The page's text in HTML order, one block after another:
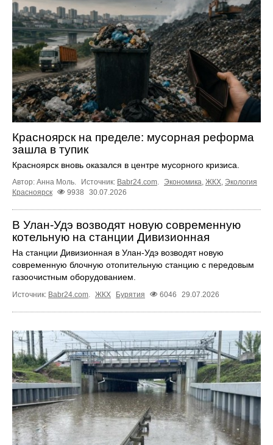
Красноярск на пределе: мусорная реформа
зашла в тупик
Красноярск вновь оказался в центре мусорного кризиса.
Автор: Анна Моль. Источник: Babr24.com Экономика ЖКХ Экология
Красноярск
9938 30.07.2026
В Улан-Удэ возводят новую современную
котельную на станции Дивизионная
На станции Дивизионная в Улан-Удэ возводят новую
современную блочную отопительную станцию с передовым
газоочистным оборудованием.
Источник: Babr24.com. ЖКХ Бурятия 6046 29.07.2026